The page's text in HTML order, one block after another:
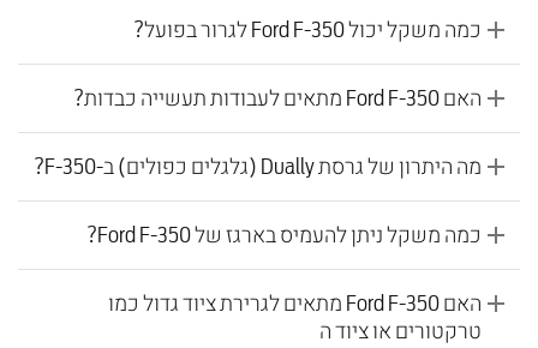
כמה משקל יכול Ford F-350 לגרור בפועל?
האם Ford F-350 מתאים לעבודות תעשייה כבדות?
מה היתרון של גרסת Dually (גלגלים כפולים) ב-F-350?
כמה משקל ניתן להעמיס בארגז של Ford F-350?
האם Ford F-350 מתאים לגרירת ציוד גדול כמו
טרקטורים או ציוד ה